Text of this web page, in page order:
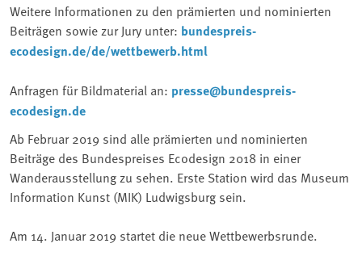
Weitere Informationen zu den prämierten und nominierten
Beiträgen sowie zur Jury unter: bundespreis-
ecodesign.de/de/wettbewerb.html
Anfragen für Bildmaterial an: presse@bundespreis-
ecodesign.de
Ab Februar 2019 sind alle prämierten und nominierten
Beiträge des Bundespreises Ecodesign 2018 in einer
Wanderausstellung zu sehen. Erste Station wird das Museum
Information Kunst (MIK) Ludwigsburg sein.
Am 14. Januar 2019 startet die neue Wettbewerbsrunde.